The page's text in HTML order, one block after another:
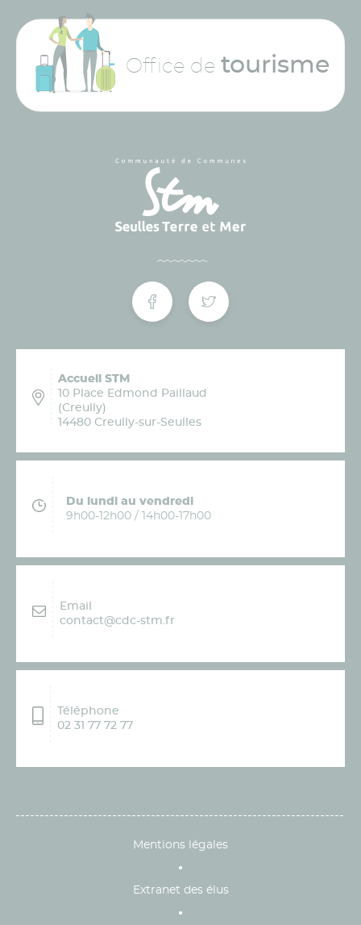
Office de tourisme
Accueil STM
10 Place Edmond Paillaud
(Creully)
14480 Creully-sur-Seulles
Du lundi au vendredi
9h00-12h00 / 14h00-17h00
Email
contact@cdc-stm.fr
Téléphone
02 31 77 72 77
Mentions légales
Extranet des élus